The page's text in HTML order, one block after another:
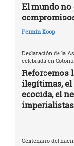
El mundo no
Fermín Koop
Declaración de la
celebrada en
Reforcemos
ilegítimas, el
ecocida, el
imperialistas
Centenario del